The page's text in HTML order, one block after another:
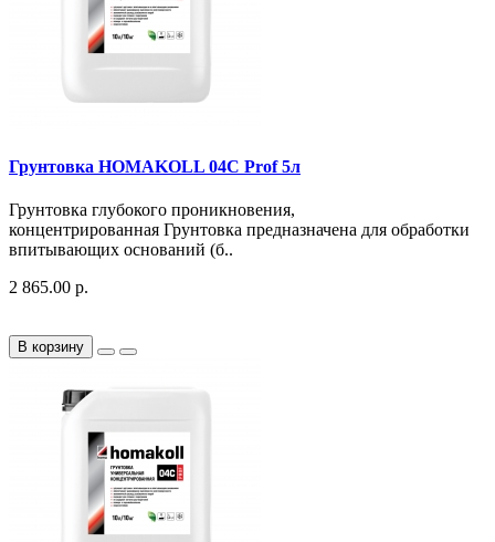
Грунтовка HOMAKOLL 04C Prof 5л
Грунтовка глубокого проникновения,
концентрированная Грунтовка предназначена для обработки
впитывающих оснований (б..
2 865.00 р.
В корзину